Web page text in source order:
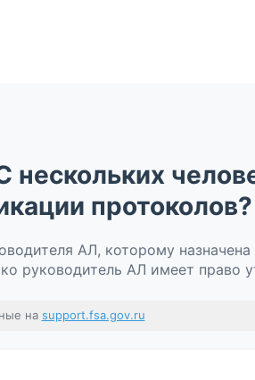
протоколов?
АЛ, которому
руководитель АЛ имеет право
на support.fsa.gov.ru